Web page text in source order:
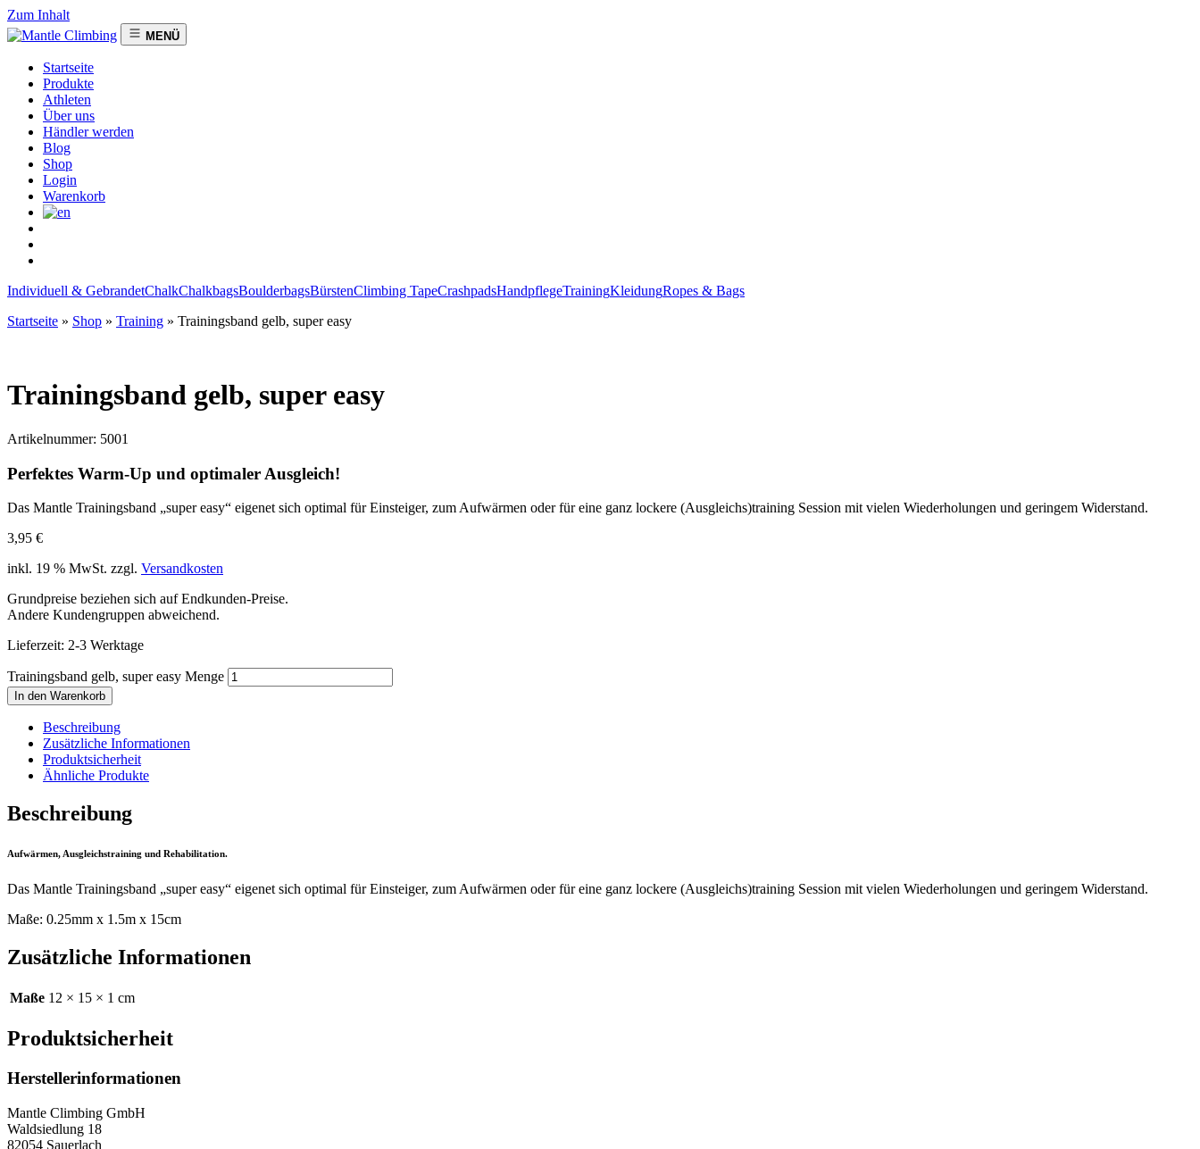
Zum Inhalt
MENÜ
Startseite
Produkte
Athleten
Über uns
Händler werden
Blog
Shop
Login
Warenkorb
Individuell & GebrandetChalkChalkbagsBoulderbagsBürstenClimbing TapeCrashpadsHandpflegeTrainingKleidungRopes & Bags
Startseite » Shop » Training » Trainingsband gelb, super easy
Trainingsband gelb, super easy
Artikelnummer: 5001
Perfektes Warm-Up und optimaler Ausgleich!
Das Mantle Trainingsband „super easy“ eigenet sich optimal für Einsteiger, zum Aufwärmen oder für eine ganz lockere (Ausgleichs)training Session mit vielen Wiederholungen und geringem Widerstand.
3,95 €
inkl. 19 % MwSt. zzgl. Versandkosten
Grundpreise beziehen sich auf Endkunden-Preise.
Andere Kundengruppen abweichend.
Lieferzeit: 2-3 Werktage
Trainingsband gelb, super easy Menge
In den Warenkorb
Beschreibung
Zusätzliche Informationen
Produktsicherheit
Ähnliche Produkte
Beschreibung
Aufwärmen, Ausgleichstraining und Rehabilitation.
Das Mantle Trainingsband „super easy“ eigenet sich optimal für Einsteiger, zum Aufwärmen oder für eine ganz lockere (Ausgleichs)training Session mit vielen Wiederholungen und geringem Widerstand.
Maße: 0.25mm x 1.5m x 15cm
Zusätzliche Informationen
Maße 12 × 15 × 1 cm
Produktsicherheit
Herstellerinformationen
Mantle Climbing GmbH
Waldsiedlung 18
82054 Sauerlach